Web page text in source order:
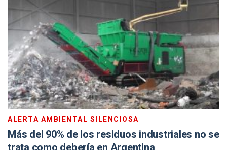
ALERTA AMBIENTAL SILENCIOSA
Más del 90% de los residuos industriales no se